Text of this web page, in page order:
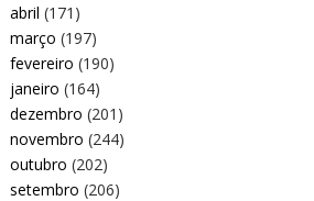
abril (171)
março (197)
fevereiro (190)
janeiro (164)
dezembro (201)
novembro (244)
outubro (202)
setembro (206)